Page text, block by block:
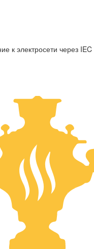
к электросети через IEC